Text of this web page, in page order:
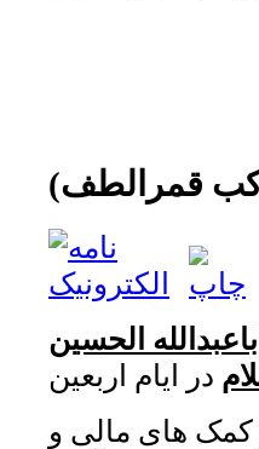
قمرالطف)
الحسین
در ایام اربعین
کمک های مالی و